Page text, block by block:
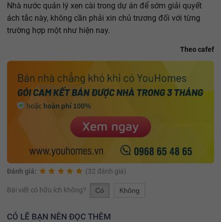
Nhà nước quản lý xen cài trong dự án để sớm giải quyết
ách tắc này, không cần phải xin chủ trương đối với từng
trường hợp một như hiện nay.
Theo cafef
Đánh giá: (32 đánh giá)
Bài viết có hữu ích không? Có Không
CÓ LẼ BẠN NÊN ĐỌC THÊM